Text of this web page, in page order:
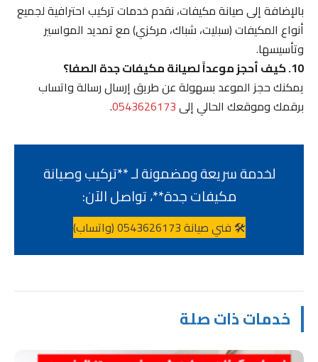
بالإضافة إلى صيانة مكيفات، نقدم خدمات تركيب احترافية لجميع
أنواع المكيفات (سبليت، شباك، مركزي) مع تمديد المواسير
وتأسيسها.
10. كيف أحجز موعداً لصيانة مكيفات جدة الصفا؟
يمكنك حجز الموعد بسهولة عن طريق إرسال رسالة واتساب
برقمك وموقعك الحالي إلى0543626173
.
لخدمة سريعة ومضمونة لـ **تركيب وصيانة
مكيفات جدة**، تواصل الآن:
🛠️ فني صيانة 0543626173 (واتساب)
خدمات ذات صلة